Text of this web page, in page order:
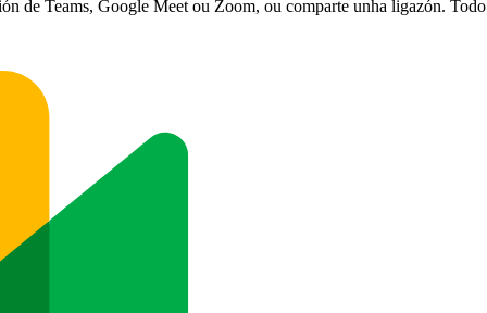
de Teams, Google Meet ou Zoom, ou comparte unha ligazón.